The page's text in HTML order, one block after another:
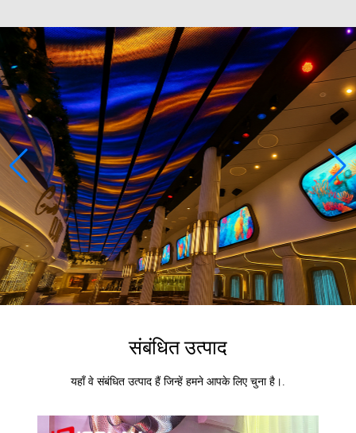
संबंधित उत्पाद
यहाँ वे संबंधित उत्पाद हैं जिन्हें हमने आपके लिए चुना है।.